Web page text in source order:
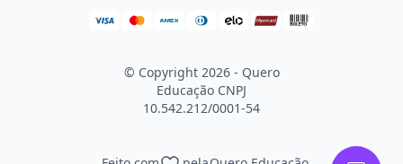
© Copyright 2026 - Quero
Educação CNPJ
10.542.212/0001-54